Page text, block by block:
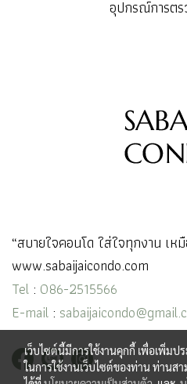
อุปกรณ์การตร
“สบายใจคอนโด ใส่ใจทุกงาน เห
www.sabaijaicondo.com
Tel : 086-2515566
E-mail :
เว็บไซต์นี้มีการใช้งานคุกกี้ เพื่อเพิ่ม
ในการใช้งานเว็บไซต์ของท่าน ท่านส